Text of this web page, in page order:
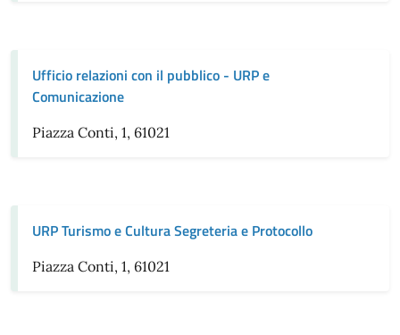
Ufficio relazioni con il pubblico - URP e
Comunicazione
Piazza Conti, 1, 61021
URP Turismo e Cultura Segreteria e Protocollo
Piazza Conti, 1, 61021